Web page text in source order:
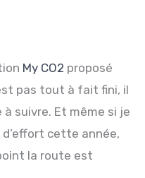
My CO2 proposé
pas tout à fait fini, il
suivre. Et même si je
cette année,
la route est